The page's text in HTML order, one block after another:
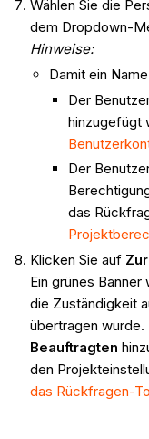
Wählen Sie die
dem Dropdown-
Hinweise:
Damit ein
Der
hinzugefügt
Der
das
Klicken Sie auf
Ein grünes
die Zuständigkeit
übertragen
Beauftragten
den
das Rückfragen-